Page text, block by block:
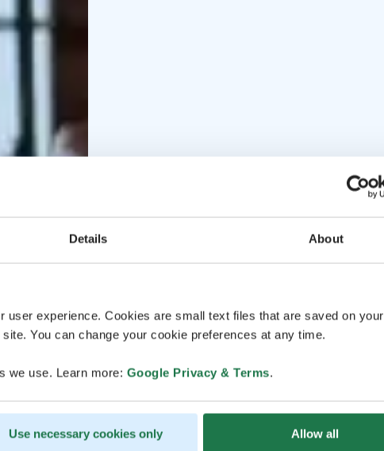
Details About
experience. Cookies are small text files that are saved on your
You can change your cookie preferences at any time.
we use. Learn more: Google Privacy & Terms.
Use necessary cookies only Allow all